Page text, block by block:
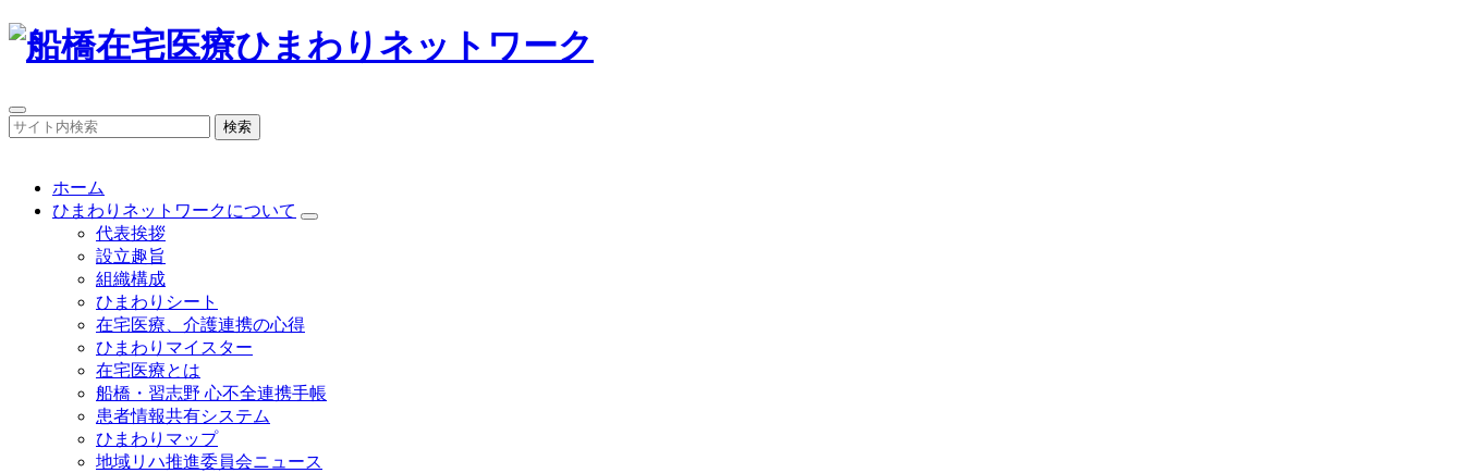
検索
ホーム
ひまわりネットワークについて
代表挨拶
設立趣旨
組織構成
ひまわりシート
在宅医療、介護連携の心得
ひまわりマイスター
在宅医療とは
船橋・習志野 心不全連携手帳
患者情報共有システム
ひまわりマップ
地域リハ推進委員会ニュース